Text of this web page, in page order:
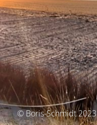
© Boris-Schmidt 2023